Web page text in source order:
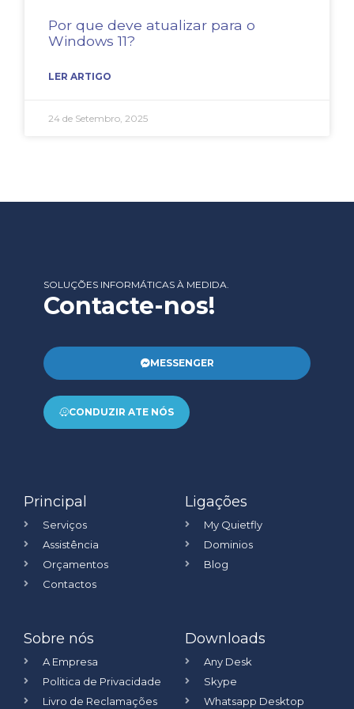
Por que deve atualizar para o
Windows 11?
LER ARTIGO
24 de Setembro, 2025
SOLUÇÕES INFORMÁTICAS À MEDIDA.
Contacte-nos!
MESSENGER
CONDUZIR ATE NÓS
Principal
Serviços
Assistência
Orçamentos
Contactos
Ligações
My Quietfly
Dominios
Blog
Sobre nós
A Empresa
Politica de Privacidade
Livro de Reclamações
Downloads
Any Desk
Skype
Whatsapp Desktop